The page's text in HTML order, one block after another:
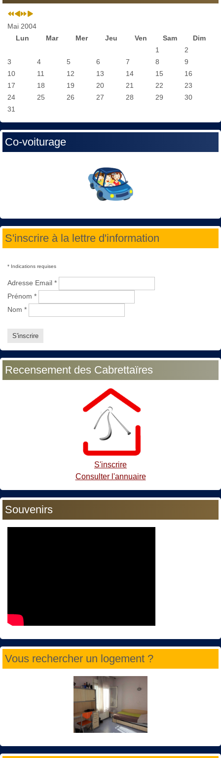
Mai 2004
Lun
Mar Mer Jeu Ven Sam
Dim
1
2
3
4 5 6 7 8
9
10
11 12 13 14 15
16
17
18 19 20 21 22
23
24
25 26 27 28 29
30
31
Co-voiturage
S'inscrire à la lettre d'information
* Indications requises
Adresse Email *
Prénom *
Nom *
Recensement des Cabrettaïres
S'inscrire
Consulter l'annuaire
Souvenirs
Vous rechercher un logement ?